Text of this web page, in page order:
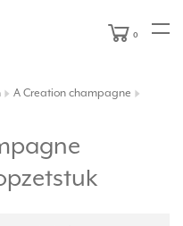
0
A Creation champagne